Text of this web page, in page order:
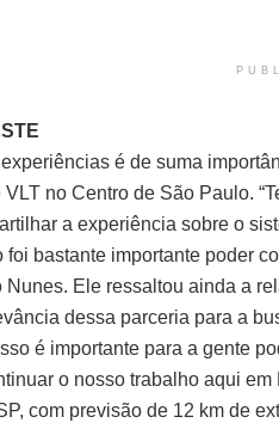
é de suma
no Centro de São Paulo.
a experiência sobre o
foi bastante importante poder
Ele ressaltou ainda a
dessa parceria para a
é importante para a gente
o nosso trabalho aqui
com previsão de 12 km de